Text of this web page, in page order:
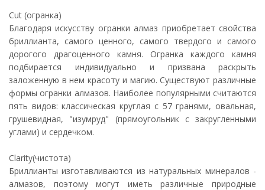
Cut (огранка)
Благодаря искусству огранки алмаз приобретает свойства
бриллианта, самого ценного, самого твердого и самого
дорогого драгоценного камня. Огранка каждого камня
подбирается индивидуально и призвана раскрыть
заложенную в нем красоту и магию. Существуют различные
формы огранки алмазов. Наиболее популярными считаются
пять видов: классическая круглая с 57 гранями, овальная,
грушевидная, "изумруд" (прямоугольник с закругленными
углами) и сердечком.
Clarity(чистота)
Бриллианты изготавливаются из натуральных минералов -
алмазов, поэтому могут иметь различные природные